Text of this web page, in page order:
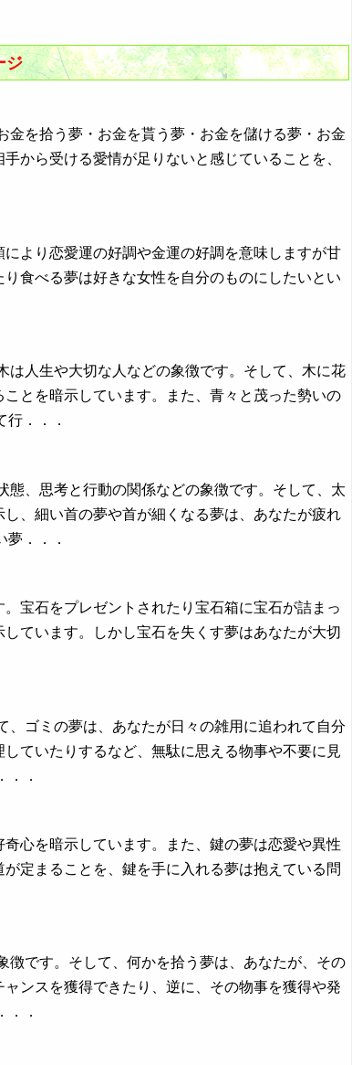
ジ
を拾う夢・お金を貰う夢・お金を儲ける夢・お金
から受ける愛情が足りないと感じていることを、
より恋愛運の好調や金運の好調を意味しますが甘
食べる夢は好きな女性を自分のものにしたいとい
人生や大切な人などの象徴です。そして、木に花
とを暗示しています。また、青々と茂った勢いの
．．．
、思考と行動の関係などの象徴です。そして、太
、細い首の夢や首が細くなる夢は、あなたが疲れ
．．．
宝石をプレゼントされたり宝石箱に宝石が詰まっ
ています。しかし宝石を失くす夢はあなたが大切
ゴミの夢は、あなたが日々の雑用に追われて自分
ていたりするなど、無駄に思える物事や不要に見
．．
心を暗示しています。また、鍵の夢は恋愛や異性
定まることを、鍵を手に入れる夢は抱えている問
です。そして、何かを拾う夢は、あなたが、その
ンスを獲得できたり、逆に、その物事を獲得や発
．．